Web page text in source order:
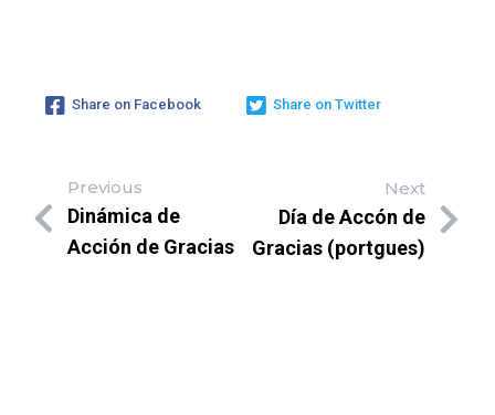
Share on Facebook Share on Twitter
Previous
Dinámica de
Acción de Gracias
Next
Día de Accón de
Gracias (portgues)